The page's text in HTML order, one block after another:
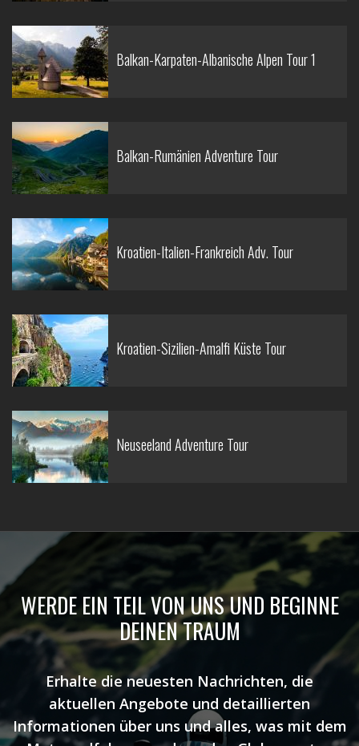
Balkan-Karpaten-Albanische Alpen Tour 1
Balkan-Rumänien Adventure Tour
Kroatien-Italien-Frankreich Adv. Tour
Kroatien-Sizilien-Amalfi Küste Tour
Neuseeland Adventure Tour
WERDE EIN TEIL VON UNS UND BEGINNE
DEINEN TRAUM
Erhalte die neuesten Nachrichten, die
aktuellen Angebote und detaillierten
Informationen über uns und alles, was mit dem